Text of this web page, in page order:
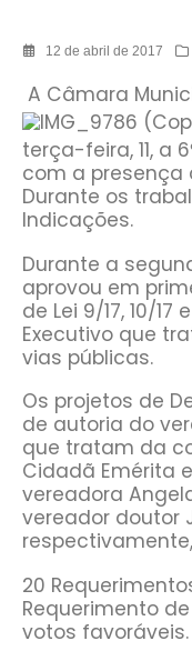
12 de abril de 2017
A Câmara
terça-feira, 11, a
com a presença
Durante os
Indicações.
Durante a
aprovou em
de Lei 9/17, 10/17
Executivo que
vias públicas.
Os projetos de
de autoria do
que tratam da
Cidadã Emérita
vereadora
vereador doutor
20
Requerimento
votos favoráveis.